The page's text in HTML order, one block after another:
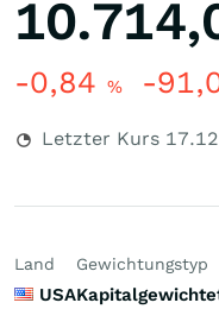
-0,84 % -
Letzter Kurs
Land
USA
Gewichtungstyp